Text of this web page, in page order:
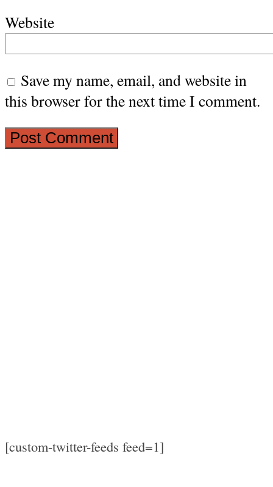
Website
Save my name, email, and website in
this browser for the next time I comment.
[custom-twitter-feeds feed=1]